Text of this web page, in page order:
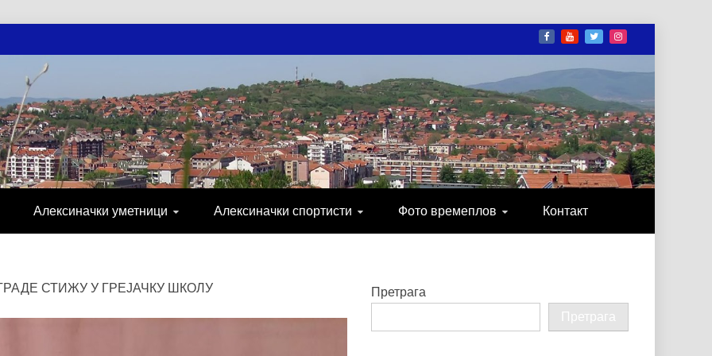
НОВОСТИ
СПОРТ, ПОСЛОВНИ ИМЕНИК, ХРОНИКА, ЗАБАВА…
Алексиначки уметници Алексиначки спортисти Фото времеплов Контакт
СТИЖУ У ГРЕЈАЧКУ ШКОЛУ
Претрага
Претрага